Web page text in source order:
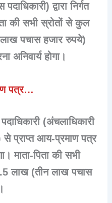
द्वारा निर्गत
की सभी स्रोतों से कुल
पचास हजार रुपये)
होगा।
पत्र…
(अंचलाधिकारी
से प्राप्त आय-प्रमाण पत्र
माता-पिता की सभी
लाख (तीन लाख पचास